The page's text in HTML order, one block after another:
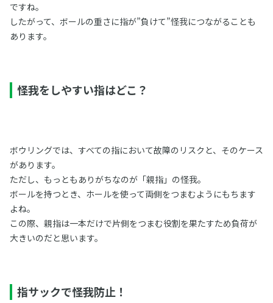
ですね。
したがって、ボールの重さに指が”負けて”怪我につながることも
あります。
怪我をしやすい指はどこ？
ボウリングでは、すべての指において故障のリスクと、そのケース
があります。
ただし、もっともありがちなのが「親指」の怪我。
ボールを持つとき、ホールを使って両側をつまむようにもちます
よね。
この際、親指は一本だけで片側をつまむ役割を果たすため負荷が
大きいのだと思います。
指サックで怪我防止！